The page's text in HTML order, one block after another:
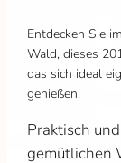
Entdecken Sie
Wald, dieses
das sich ideal
genießen.
Praktisch
gemütlichen